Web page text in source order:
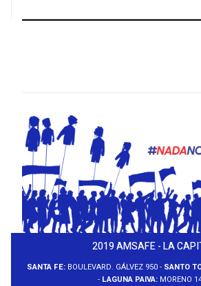
2019 AMSAFE - LA
SANTA FE: BOULEVARD. GÁLVEZ 950 - SANTO
- LAGUNA PAIVA: MORENO